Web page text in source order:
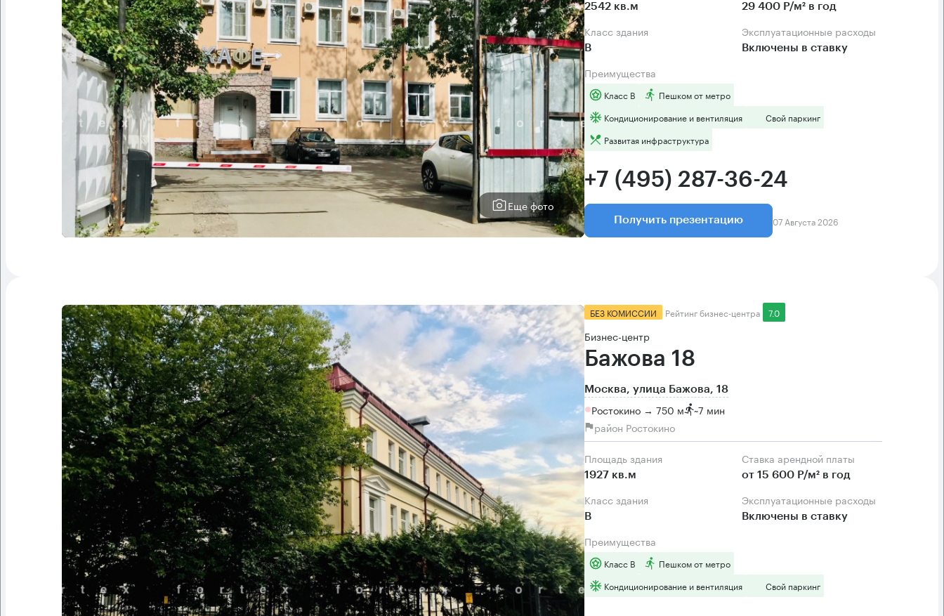
Еще фото
2542 кв.м 29 400 Р/м² в год
Класс здания
B
Эксплуатационные расходы
Включены в ставку
Преимущества
Класс B
Пешком от метро
Кондиционирование и вентиляция
Свой паркинг
Развитая инфраструктура
+7 (495) 287-36-24
Получить презентацию 07 Августа 2026
БЕЗ КОМИССИИ Рейтинг бизнес-центра 7.0
Бизнес-центр
Бажова 18
Москва, улица Бажова, 18
Ростокино → 750 м ~7 мин
район Ростокино
Площадь здания
1927 кв.м
Ставка арендной платы
от 15 600 Р/м² в год
Класс здания
B
Эксплуатационные расходы
Включены в ставку
Преимущества
Класс B
Пешком от метро
Кондиционирование и вентиляция
Свой паркинг